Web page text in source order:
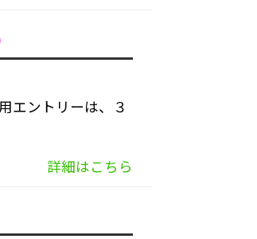
エントリーは、３
詳細はこちら